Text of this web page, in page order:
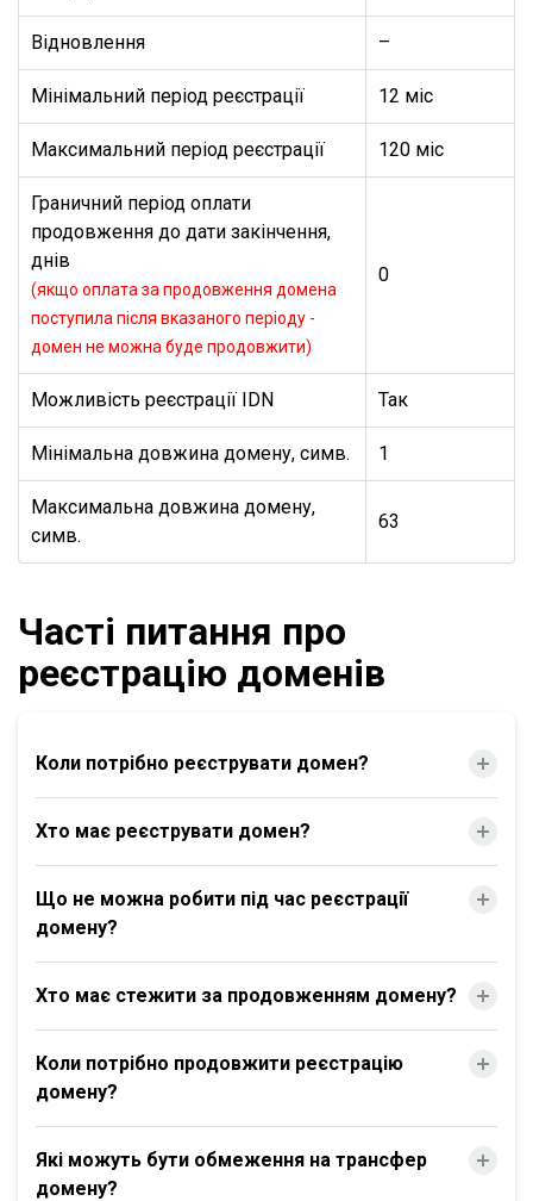
Відновлення –
Мінімальний період реєстрації 12 міс
Максимальний період реєстрації 120 міс
Граничний період оплати
продовження до дати закінчення,
днів
(якщо оплата за продовження домена
поступила після вказаного періоду -
домен не можна буде продовжити)
0
Можливість реєстрації IDN Так
Мінімальна довжина домену, симв. 1
Максимальна довжина домену,
симв.
63
Часті питання про
реєстрацію доменів
Коли потрібно реєструвати домен?
Хто має реєструвати домен?
Що не можна робити під час реєстрації
домену?
Хто має стежити за продовженням домену?
Коли потрібно продовжити реєстрацію
домену?
Які можуть бути обмеження на трансфер
домену?